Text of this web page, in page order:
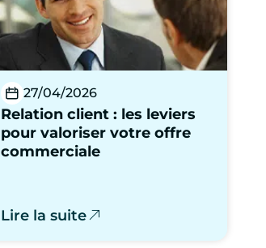
27/04/2026
Relation client : les leviers
pour valoriser votre offre
commerciale
Lire la suite